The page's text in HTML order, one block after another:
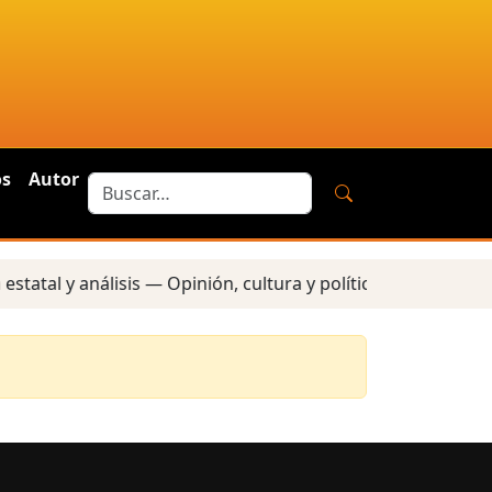
Autor
y análisis — Opinión, cultura y política — Reportes